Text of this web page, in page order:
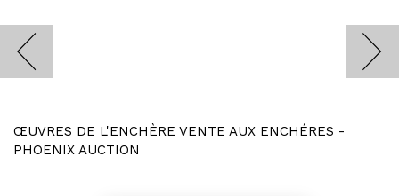
ŒUVRES DE L'ENCHÈRE VENTE AUX ENCHÉRES -
PHOENIX AUCTION